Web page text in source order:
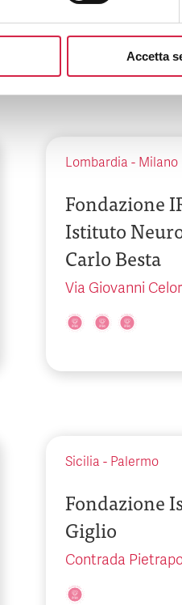
Accetta
Lombardia - Milano
Fondazione
Istituto
Carlo Besta
Via Giovanni
Sicilia - Palermo
Fondazione
Giglio
Contrada